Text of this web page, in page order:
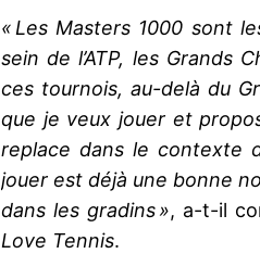
« Les Masters 1000 sont
sein de l’ATP, les Grands
ces tournois, au-delà du
que je veux jouer et
replace dans le contexte
jouer est déjà une bonne
dans les gradins », a-t-il
Love Tennis.